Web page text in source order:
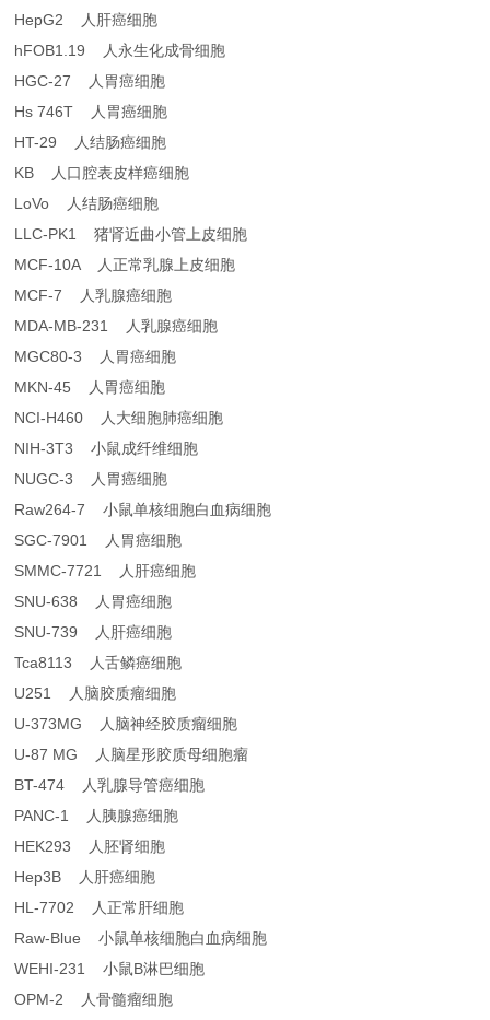
HepG2 人肝癌细胞
hFOB1.19 人永生化成骨细胞
HGC-27 人胃癌细胞
Hs 746T 人胃癌细胞
HT-29 人结肠癌细胞
KB 人口腔表皮样癌细胞
LoVo 人结肠癌细胞
LLC-PK1 猪肾近曲小管上皮细胞
MCF-10A 人正常乳腺上皮细胞
MCF-7 人乳腺癌细胞
MDA-MB-231 人乳腺癌细胞
MGC80-3 人胃癌细胞
MKN-45 人胃癌细胞
NCI-H460 人大细胞肺癌细胞
NIH-3T3 小鼠成纤维细胞
NUGC-3 人胃癌细胞
Raw264-7 小鼠单核细胞白血病细胞
SGC-7901 人胃癌细胞
SMMC-7721 人肝癌细胞
SNU-638 人胃癌细胞
SNU-739 人肝癌细胞
Tca8113 人舌鳞癌细胞
U251 人脑胶质瘤细胞
U-373MG 人脑神经胶质瘤细胞
U-87 MG 人脑星形胶质母细胞瘤
BT-474 人乳腺导管癌细胞
PANC-1 人胰腺癌细胞
HEK293 人胚肾细胞
Hep3B 人肝癌细胞
HL-7702 人正常肝细胞
Raw-Blue 小鼠单核细胞白血病细胞
WEHI-231 小鼠B淋巴细胞
OPM-2 人骨髓瘤细胞